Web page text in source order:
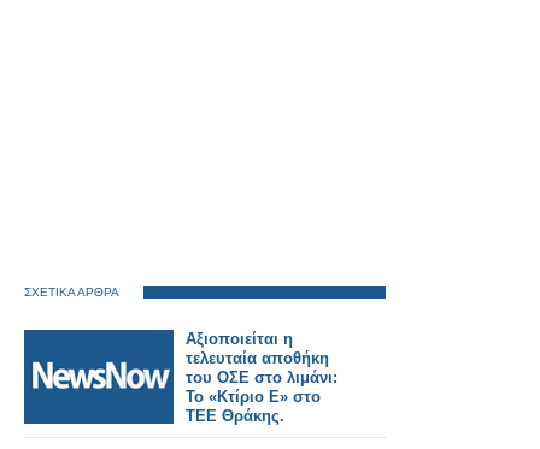
ΣΧΕΤΙΚΑ ΑΡΘΡΑ
Αξιοποιείται η
τελευταία αποθήκη
του ΟΣΕ στο λιμάνι:
Το «Κτίριο Ε» στο
ΤΕΕ Θράκης.